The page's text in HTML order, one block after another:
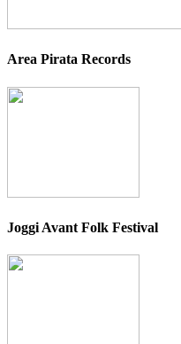
Area Pirata Records
Joggi Avant Folk Festival